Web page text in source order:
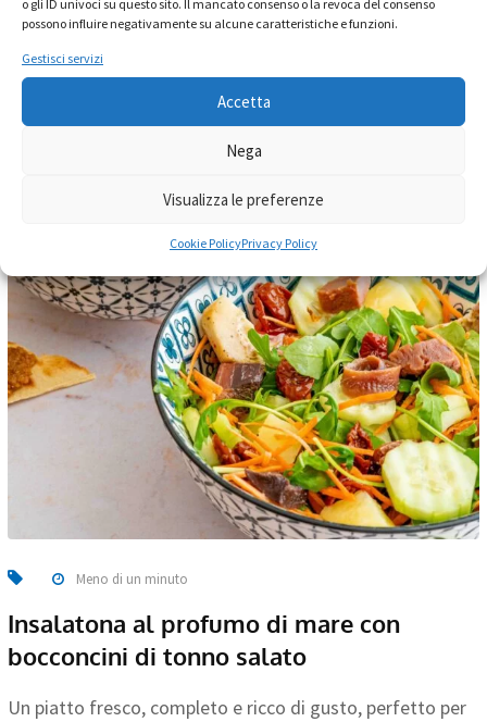
o gli ID univoci su questo sito. Il mancato consenso o la revoca del consenso
possono influire negativamente su alcune caratteristiche e funzioni.
Gestisci servizi
Accetta
Nega
Visualizza le preferenze
Cookie PolicyPrivacy Policy
Meno di un minuto
Insalatona al profumo di mare con
bocconcini di tonno salato
Un piatto fresco, completo e ricco di gusto, perfetto per